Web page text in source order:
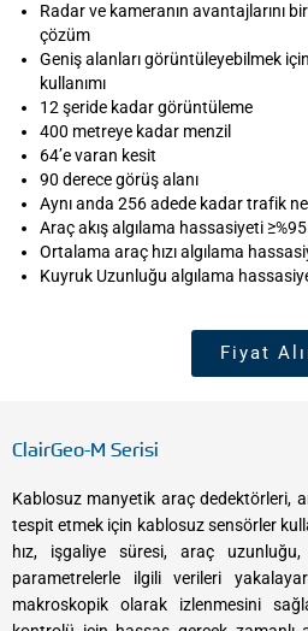
Radar ve kameranın avantajlarını
çözüm
Geniş alanları görüntüleyebilmek
kullanımı
12 şeride kadar görüntüleme
400 metreye kadar menzil
64’e varan kesit
90 derece görüş alanı
Aynı anda 256 adede kadar trafik
Araç akış algılama hassasiyeti ≥%95
Ortalama araç hızı algılama
Kuyruk Uzunluğu algılama
Fiyat
ClairGeo-M Serisi
Kablosuz manyetik araç dedektörleri,
tespit etmek için kablosuz sensörler
hız, işgaliye süresi, araç
parametrelerle ilgili verileri
makroskopik olarak izlenmesini